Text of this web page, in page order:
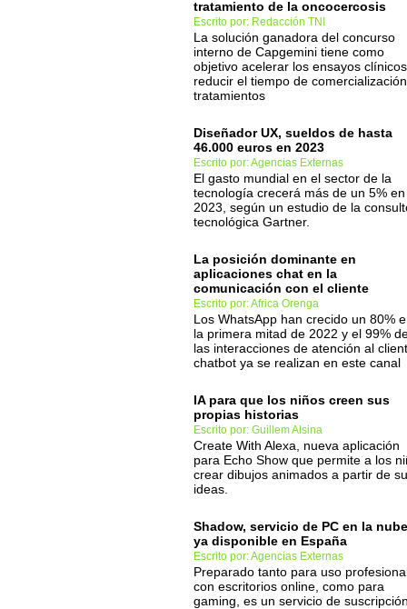
tratamiento de la oncocercosis
Escrito por: Redacción TNI
La solución ganadora del concurso
interno de Capgemini tiene como
objetivo acelerar los ensayos
reducir el tiempo de
tratamientos
Diseñador UX, sueldos de hasta
46.000 euros en 2023
Escrito por: Agencias Externas
El gasto mundial en el sector de la
tecnología crecerá más de un 5% en
2023, según un estudio de la
tecnológica Gartner.
La posición dominante en
aplicaciones chat en la
comunicación con el cliente
Escrito por: Africa Orenga
Los WhatsApp han crecido un 80%
la primera mitad de 2022 y el 99%
las interacciones de atención al
chatbot ya se realizan en este canal
IA para que los niños creen sus
propias historias
Escrito por: Guillem Alsina
Create With Alexa, nueva aplicación
para Echo Show que permite a los
crear dibujos animados a partir de
ideas.
Shadow, servicio de PC en la
ya disponible en España
Escrito por: Agencias Externas
Preparado tanto para uso
con escritorios online, como para
gaming, es un servicio de